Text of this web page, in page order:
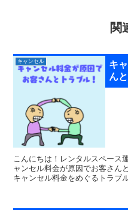
関
キャンセル
キ
ん
こんにちは！レンタルスペース
ャンセル料金が原因でお客さん
キャンセル料金をめぐるトラブ